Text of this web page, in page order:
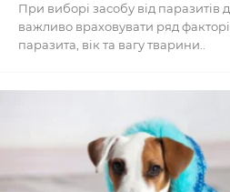
При виборі засобу від паразитів
важливо враховувати ряд
паразита, вік та вагу тварини..